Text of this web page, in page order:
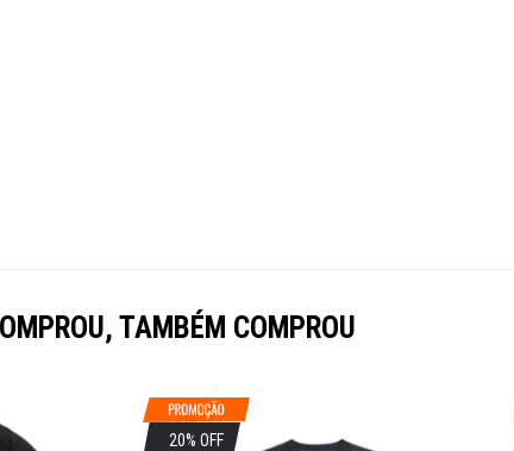
TAMBÉM COMPROU
20% OFF